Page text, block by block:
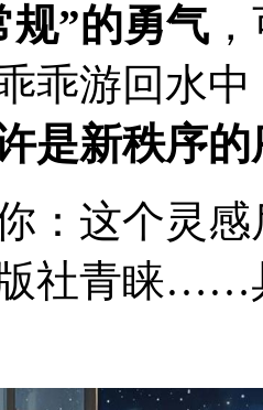
规”的勇气
乖游回水
是新秩序的
：这个灵
社青睐……